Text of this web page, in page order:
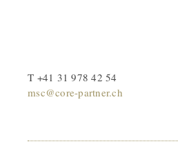
T +41 31 978 42 54
msc@core-partner.ch